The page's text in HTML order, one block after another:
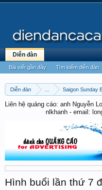
Diễn đàn Saigon Sunday
Liên hệ quảng cáo: anh Nguyễn
nlkhanh - email:
Hình buổi lần thứ 7
Diễn đàn
Bài viết gần đây Tìm kiếm diễn đàn